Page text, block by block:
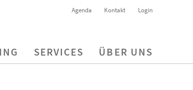
Agenda Kontakt Login
SERVICES ÜBER UNS